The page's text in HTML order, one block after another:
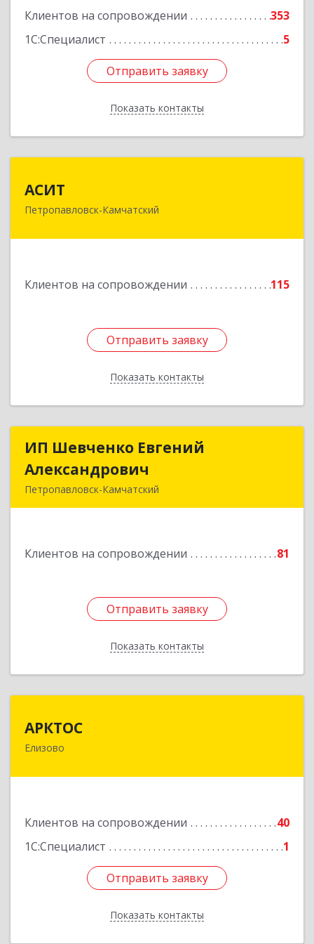
Клиентов на сопровождении
353
1С:Специалист
5
Отправить заявку
Показать контакты
Отправить заявку
Назад
АСИТ
Петропавловск-Камчатский
Клиентов на сопровождении 115
Отправить заявку
Показать контакты
683031, Камчатский край, Петропавловск-
Подробнее
Отправить заявку
Назад
ИП Шевченко Евгений
Александрович
Петропавловск-Камчатский
Клиентов на сопровождении 81
Отправить заявку
Показать контакты
ИП Шевченко Евгений
Отправить заявку
Назад
АРКТОС
Елизово
Клиентов на сопровождении
40
1С:Специалист
1
Отправить заявку
Показать контакты
684036, Камчатский край, Елизовский р-н,
Отправить заявку
Назад